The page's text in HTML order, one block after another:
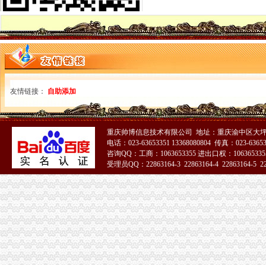
照不再那么折腾了(新常态里看变化)--上海频道--人民网
重庆市大足区经济和信息化委员会、大足区财政局、大足区国家税务局
转发重庆市人民关于重庆市2009年行政事业收费项目的通告的通
重庆市开县金峰镇中心小学学校食堂设备（项目编号=开府采购办函〔
重庆市开县南门镇中心小学学校食堂设备（项目编号=开府采购办函〔
《微企申办流程2013.6.doc》-支持高清全文免费浏览-max文档
重庆个人社保办理流程_向日葵保险网
照不再那么折腾了-中国质量新闻网
商事制度改革深化：个体工商户注销将更简易_国内_贵网
莆田一小吃店不开发票标语税务人员称它牛（图）_莆田_资讯频道_
10月起重庆全面实施“三证合一”需要的17套材料变1套|中国中小
办税务登记证需要哪些手续
照不再那么折腾了-时政新闻-浙江在线
请问重庆市渝北区在哪里办理三证合一,三证合一办理步骤和需要带些
税务登记证-资质荣誉-重庆林鼎交通设施有限公司
重庆知识产权办理哪家口碑好-互动百科
重庆进出口权如何办理-互动百科
重庆办税务登记证
求助！！分公司关于办理税务登记证之事-职场人生-广州妈妈论坛
【税务代理】_税务代理公司大全_税务代理价格_顺企网
非立核算分公司要办税务登记证吗·温州晚报
友情链接： 自助添加
重庆帅博信息技术有限公司 地址：重庆渝中区大
电话：023-63653351 13368080804 传真：023-
咨询QQ：工商：1063653355 进出口权：
受理员QQ：22863164-3 22863164-4 22863164-5
51La